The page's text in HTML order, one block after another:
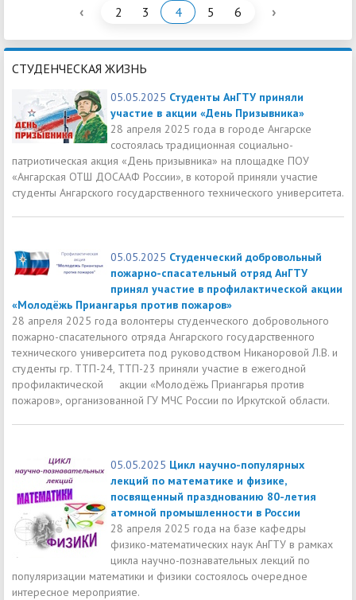
‹ 2 3 4 5 6 ›
СТУДЕНЧЕСКАЯ ЖИЗНЬ
05.05.2025 Студенты АнГТУ приняли
участие в акции «День Призывника»
28 апреля 2025 года в городе Ангарске
состоялась традиционная социально-
патриотическая акция «День призывника» на площадке ПОУ
«Ангарская ОТШ ДОСААФ России», в которой приняли участие
студенты Ангарского государственного технического университета.
05.05.2025 Студенческий добровольный
пожарно-спасательный отряд АнГТУ
принял участие в профилактической акции
«Молодёжь Приангарья против пожаров»
28 апреля 2025 года волонтеры студенческого добровольного
пожарно-спасательного отряда Ангарского государственного
технического университета под руководством Никаноровой Л.В. и
студенты гр. ТТП-24, ТТП-23 приняли участие в ежегодной
профилактической акции «Молодёжь Приангарья против
пожаров», организованной ГУ МЧС России по Иркутской области.
05.05.2025 Цикл научно-популярных
лекций по математике и физике,
посвященный празднованию 80-летия
атомной промышленности в России
28 апреля 2025 года на базе кафедры
физико-математических наук АнГТУ в рамках
цикла научно-познавательных лекций по
популяризации математики и физики состоялось очередное
интересное мероприятие.